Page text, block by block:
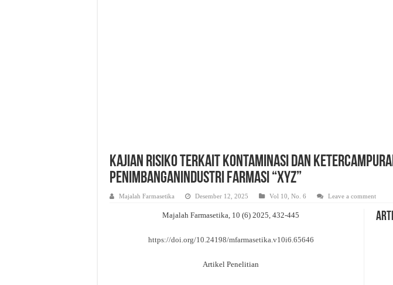
Evaluasi Kesesuaian Sistem Penyimpanan Obat, Suplemen, dan
Kajian Risiko terkait Kontaminasi dan
PenimbanganIndustri Farmasi “XYZ”
Majalah Farmasetika Desember 12, 2025 Vol 10, No. 6 Leave a comment
Majalah Farmasetika, 10 (6) 2025, 432-445
https://doi.org/10.24198/mfarmasetika.v10i6.65646
Artikel Penelitian